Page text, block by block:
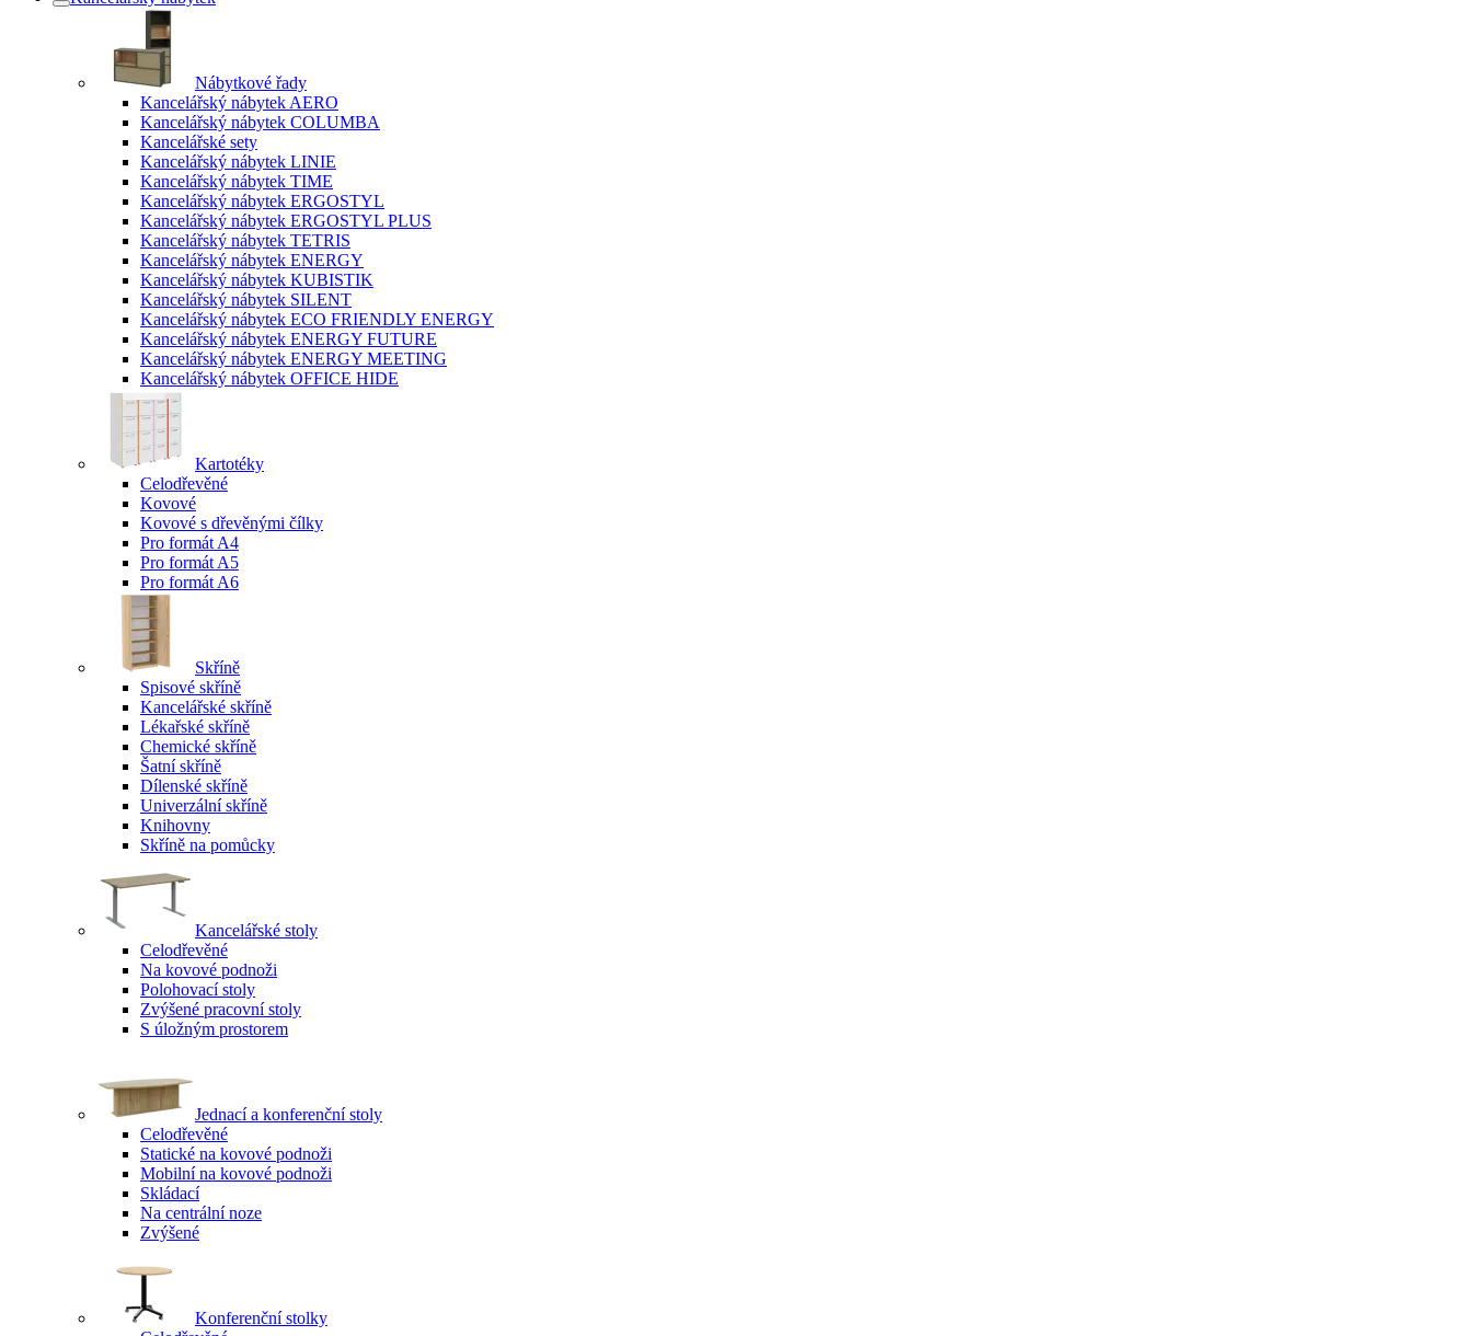
Nábytkové řady
Kancelářský nábytek AERO
Kancelářský nábytek COLUMBA
Kancelářské sety
Kancelářský nábytek LINIE
Kancelářský nábytek TIME
Kancelářský nábytek ERGOSTYL
Kancelářský nábytek ERGOSTYL PLUS
Kancelářský nábytek TETRIS
Kancelářský nábytek ENERGY
Kancelářský nábytek KUBISTIK
Kancelářský nábytek SILENT
Kancelářský nábytek ECO FRIENDLY ENERGY
Kancelářský nábytek ENERGY FUTURE
Kancelářský nábytek ENERGY MEETING
Kancelářský nábytek OFFICE HIDE
Kartotéky
Celodřevěné
Kovové
Kovové s dřevěnými čílky
Pro formát A4
Pro formát A5
Pro formát A6
Skříně
Spisové skříně
Kancelářské skříně
Lékařské skříně
Chemické skříně
Šatní skříně
Dílenské skříně
Univerzální skříně
Knihovny
Skříně na pomůcky
Kancelářské stoly
Celodřevěné
Na kovové podnoži
Polohovací stoly
Zvýšené pracovní stoly
S úložným prostorem
Jednací a konferenční stoly
Celodřevěné
Statické na kovové podnoži
Mobilní na kovové podnoži
Skládací
Na centrální noze
Zvýšené
Konferenční stolky